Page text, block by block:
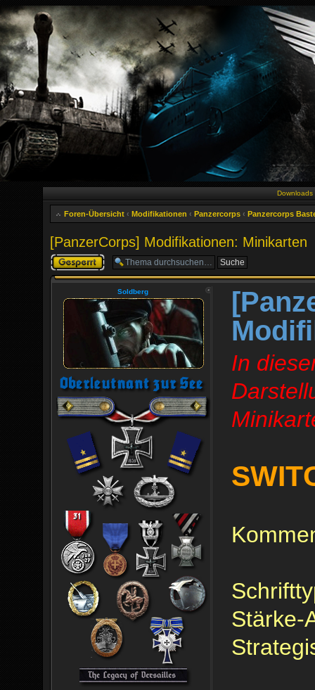
Downloads
Foren-Übersicht ‹ Modifikationen ‹ Panzercorps ‹ Panzercorps
[PanzerCorps] Modifikationen: Minikarten
Thema gesperrt
Soldberg
In
Stärke-